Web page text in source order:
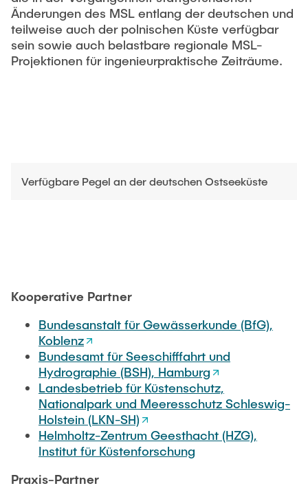
Änderungen des MSL entlang der deutschen und
teilweise auch der polnischen Küste verfügbar
sein sowie auch belastbare regionale MSL-
Projektionen für ingenieurpraktische Zeiträume.
Verfügbare Pegel an der deutschen Ostseeküste
Kooperative Partner
Bundesanstalt für Gewässerkunde (BfG),
Koblenz
Bundesamt für Seeschifffahrt und
Hydrographie (BSH), Hamburg
Landesbetrieb für Küstenschutz,
Nationalpark und Meeresschutz Schleswig-
Holstein (LKN-SH)
Helmholtz-Zentrum Geesthacht (HZG),
Institut für Küstenforschung
Praxis-Partner